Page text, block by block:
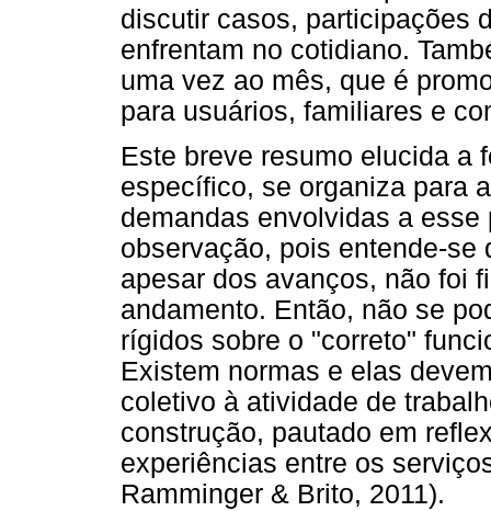
discutir casos, participações
enfrentam no cotidiano.
uma vez ao mês, que é
para usuários, familiares e
Este breve resumo elucida a
específico, se organiza para
demandas envolvidas a
observação, pois entende-
apesar dos avanços, não foi
andamento. Então, não se
rígidos sobre o "correto"
Existem normas e elas
coletivo à atividade de
construção, pautado em
experiências entre os
Ramminger & Brito, 2011).